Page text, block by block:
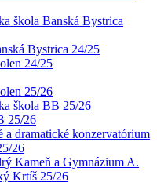
škola Banská Bystrica
Bystrica 24/25
24/25
25/26
škola BB 25/26
25/26
a dramatické konzervatórium
26
Kameň a Gymnázium A.
Krtíš 25/26